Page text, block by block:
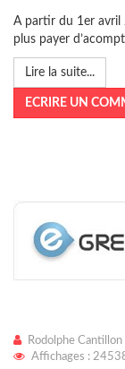
A partir du 1er avril
plus payer
Lire la suite...
ECRIRE UN
Rodolphe Cantillon
Affichages :